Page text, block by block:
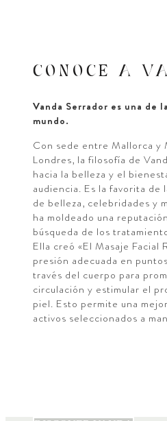
CONOCE A
Vanda Serrador es una de
mundo.
Con sede entre Mallorca y
Londres, la filosofía de
hacia la belleza y el
audiencia. Es la favorita de
de belleza, celebridades y
ha moldeado una
búsqueda de los
Ella creó «El Masaje Facial
presión adecuada en
través del cuerpo para
circulación y estimular el
piel. Esto permite una
activos seleccionados a